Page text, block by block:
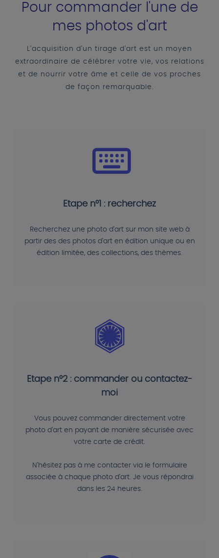
Pour commander l'une de
mes photos d'art
L'acquisition d'un tirage d'art est un moyen
extraordinaire de célébrer votre vie, vos relations
et de nourrir votre âme et celle de vos proches
de façon remarquable.
Etape n°1 : recherchez
Recherchez une photo d'art sur mon site web à
partir des des photos d'art en édition unique ou en
édition limitée, des collections, des thèmes.
Etape n°2 : commander ou contactez-
moi
Vous pouvez commander directement votre
photo d'art en payant de manière sécurisée avec
votre carte de crédit.
N'hésitez pas à me contacter via le formulaire
associée à chaque photo d'art. Je vous répondrai
dans les 24 heures.